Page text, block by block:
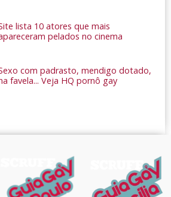
lista 10 atores que mais
pelados no cinema
com padrasto, mendigo dotado,
favela... Veja HQ pornô gay